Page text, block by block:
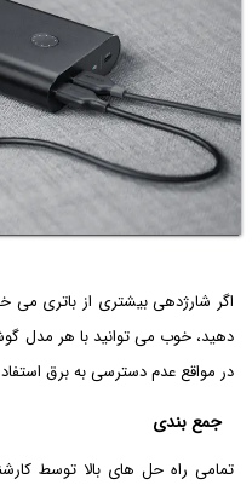
اگر شارژدهی بیشتری از باتری می
دهید، خوب می توانید با هر مدل
در مواقع عدم دسترسی به برق
جمع بندی
تمامی راه حل های بالا توسط